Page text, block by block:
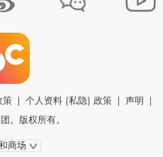
策 个人资料 (私隐) 政策 声明
。版权所有。
商场